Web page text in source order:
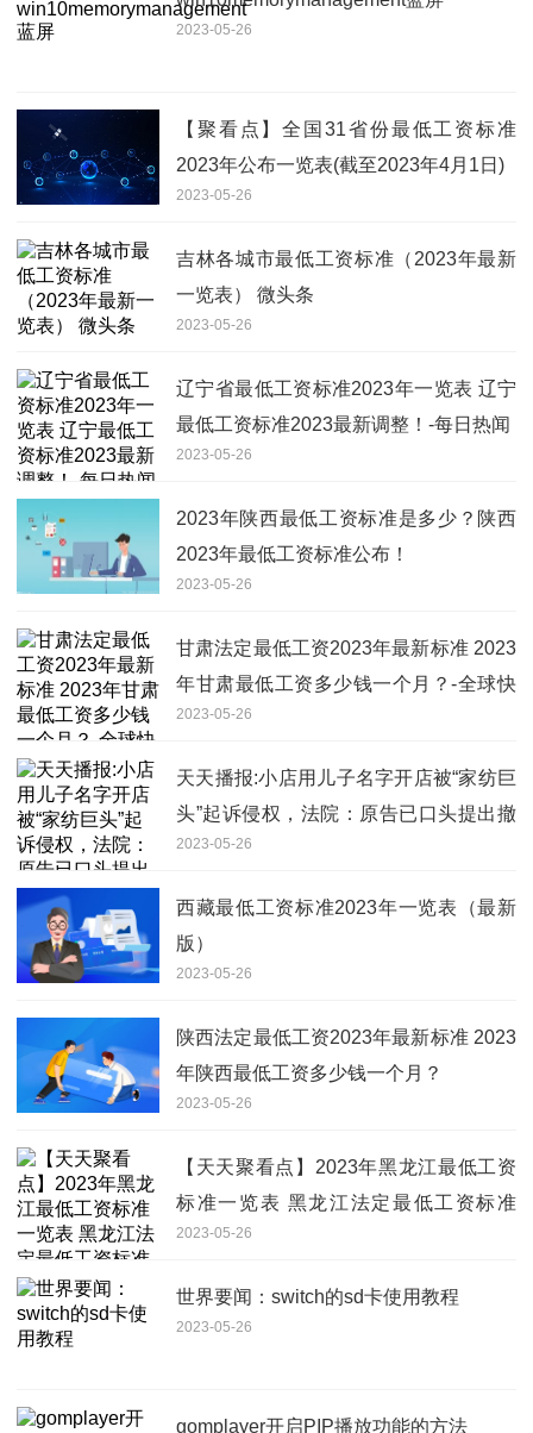
2023-05-26
【聚看点】全国31省份最低工资标准
2023年公布一览表(截至2023年4月1日)
2023-05-26
吉林各城市最低工资标准（2023年最新
一览表） 微头条
2023-05-26
辽宁省最低工资标准2023年一览表 辽宁
最低工资标准2023最新调整！-每日热闻
2023-05-26
2023年陕西最低工资标准是多少？陕西
2023年最低工资标准公布！
2023-05-26
甘肃法定最低工资2023年最新标准 2023
年甘肃最低工资多少钱一个月？-全球快
资讯
2023-05-26
天天播报:小店用儿子名字开店被“家纺巨
头”起诉侵权，法院：原告已口头提出撤
诉申请
2023-05-26
西藏最低工资标准2023年一览表（最新
版）
2023-05-26
陕西法定最低工资2023年最新标准 2023
年陕西最低工资多少钱一个月？
2023-05-26
【天天聚看点】2023年黑龙江最低工资
标准一览表 黑龙江法定最低工资标准
2023调整为多少钱？
2023-05-26
世界要闻：switch的sd卡使用教程
2023-05-26
gomplayer开启PIP播放功能的方法